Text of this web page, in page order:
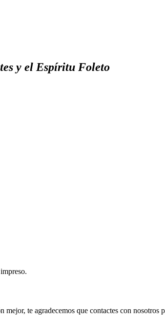
y el Espíritu Foleto
te agradecemos que contactes con nosotros